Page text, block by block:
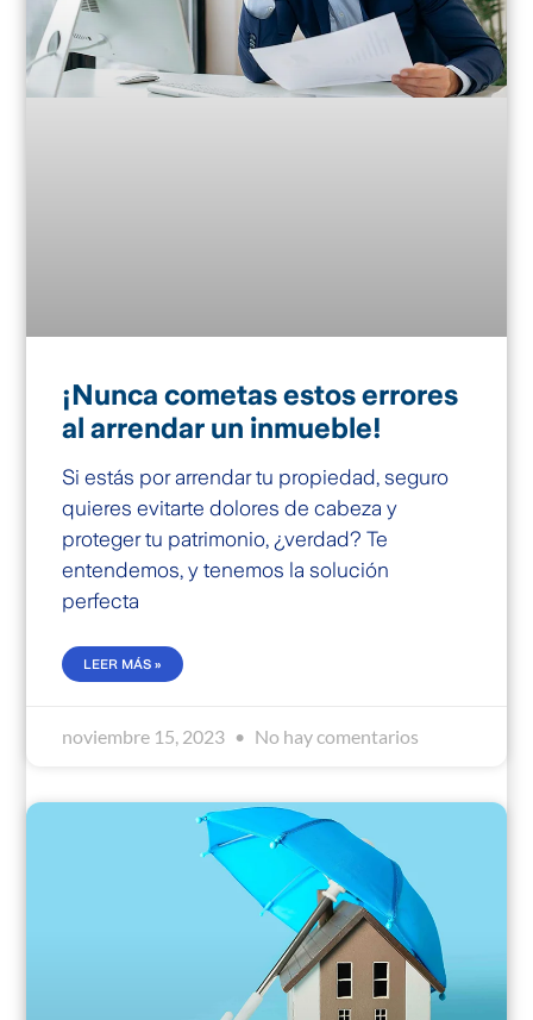
¡Nunca cometas estos errores
al arrendar un inmueble!
Si estás por arrendar tu propiedad, seguro
quieres evitarte dolores de cabeza y
proteger tu patrimonio, ¿verdad? Te
entendemos, y tenemos la solución
perfecta
LEER MÁS »
noviembre 15, 2023 No hay comentarios